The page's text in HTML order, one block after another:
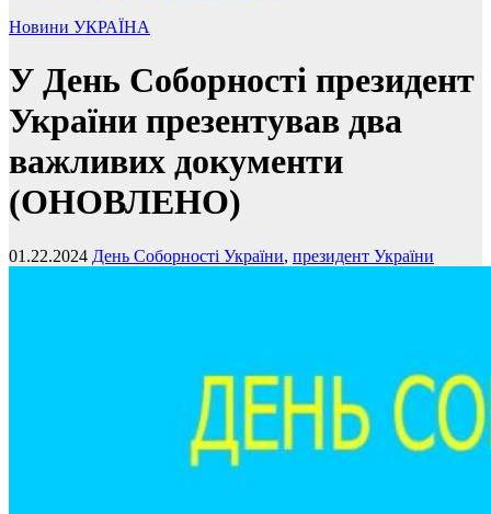
Новини УКРАЇНА
У День Соборності президент
України презентував два
важливих документи
(ОНОВЛЕНО)
01.22.2024 День Соборності України, президент України